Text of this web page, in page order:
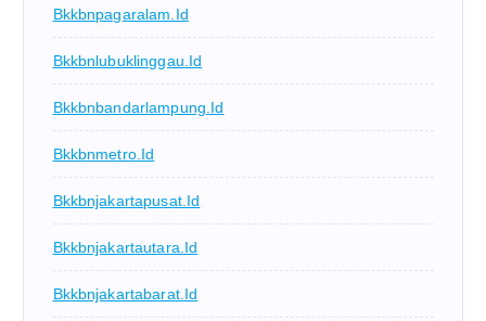
Bkkbnpagaralam.id
Bkkbnlubuklinggau.id
Bkkbnbandarlampung.id
Bkkbnmetro.id
Bkkbnjakartapusat.id
Bkkbnjakartautara.id
Bkkbnjakartabarat.id